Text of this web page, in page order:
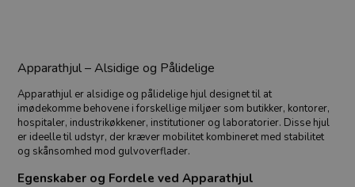
Apparathjul – Alsidige og Pålidelige
Apparathjul er alsidige og pålidelige hjul designet til at
imødekomme behovene i forskellige miljøer som butikker, kontorer,
hospitaler, industrikøkkener, institutioner og laboratorier. Disse hjul
er ideelle til udstyr, der kræver mobilitet kombineret med stabilitet
og skånsomhed mod gulvoverflader.
Egenskaber og Fordele ved Apparathjul